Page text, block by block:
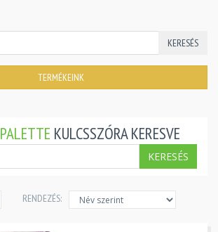
KERESÉS
TERMÉKEINK
PALETTE KULCSSZÓRA KERESVE
KERESÉS
RENDEZÉS: